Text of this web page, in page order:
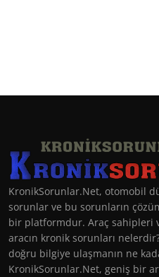
KronikSorunlar.Net, otomobil
sorunlar ve bu sorunların
bir platformdur. Araç sahipleri
aracın kronik sorunları
doğru bilgiye ulaşmanın ne
KronikSorunlar.Net, geniş bir